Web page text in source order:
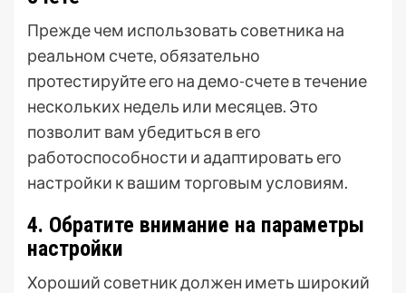
Прежде чем использовать советника на
реальном счете, обязательно
протестируйте его на демо-счете в течение
нескольких недель или месяцев. Это
позволит вам убедиться в его
работоспособности и адаптировать его
настройки к вашим торговым условиям.
4. Обратите внимание на параметры
настройки
Хороший советник должен иметь широкий